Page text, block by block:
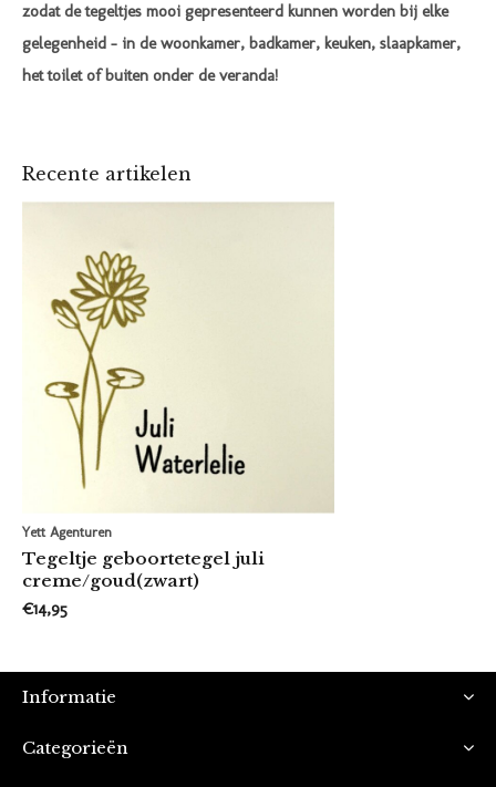
zodat de tegeltjes mooi gepresenteerd kunnen worden bij elke
gelegenheid – in de woonkamer, badkamer, keuken, slaapkamer,
het toilet of buiten onder de veranda!
Recente artikelen
Yett Agenturen
Tegeltje geboortetegel juli
creme/goud(zwart)
€14,95
Informatie
Categorieën